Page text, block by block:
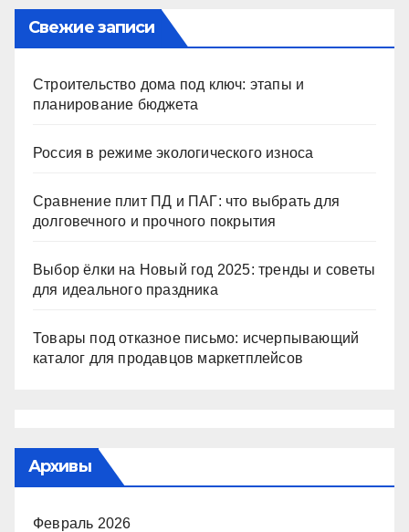
Свежие записи
Строительство дома под ключ: этапы и
планирование бюджета
Россия в режиме экологического износа
Сравнение плит ПД и ПАГ: что выбрать для
долговечного и прочного покрытия
Выбор ёлки на Новый год 2025: тренды и советы
для идеального праздника
Товары под отказное письмо: исчерпывающий
каталог для продавцов маркетплейсов
Архивы
Февраль 2026